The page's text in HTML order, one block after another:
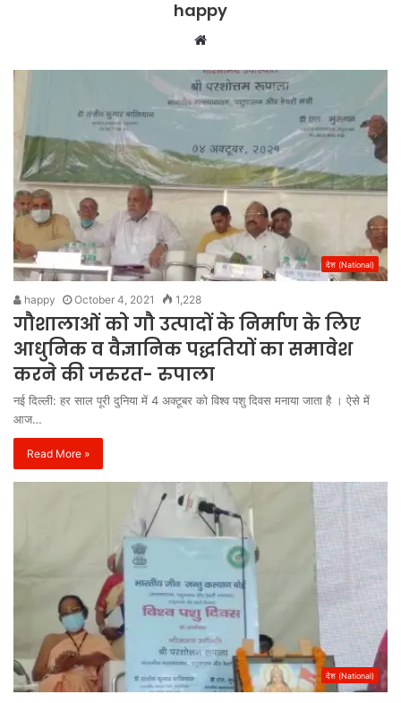
happy
Website
देश (National)
happy October 4, 2021 1,228
गौशालाओं को गौ उत्पादों के निर्माण के लिए
आधुनिक व वैज्ञानिक पद्धतियों का समावेश
करने की जरुरत- रुपाला
नई दिल्ली: हर साल पूरी दुनिया में 4 अक्टूबर को विश्व पशु दिवस मनाया जाता है । ऐसे में
आज…
Read More »
देश (National)